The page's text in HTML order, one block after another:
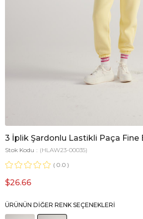
3 İplik Şardonlu Lastikli Paça Fine
Stok Kodu
(HLAW23-00035)
0.0
$26.66
ÜRÜNÜN DIĞER RENK SEÇENEKLERI